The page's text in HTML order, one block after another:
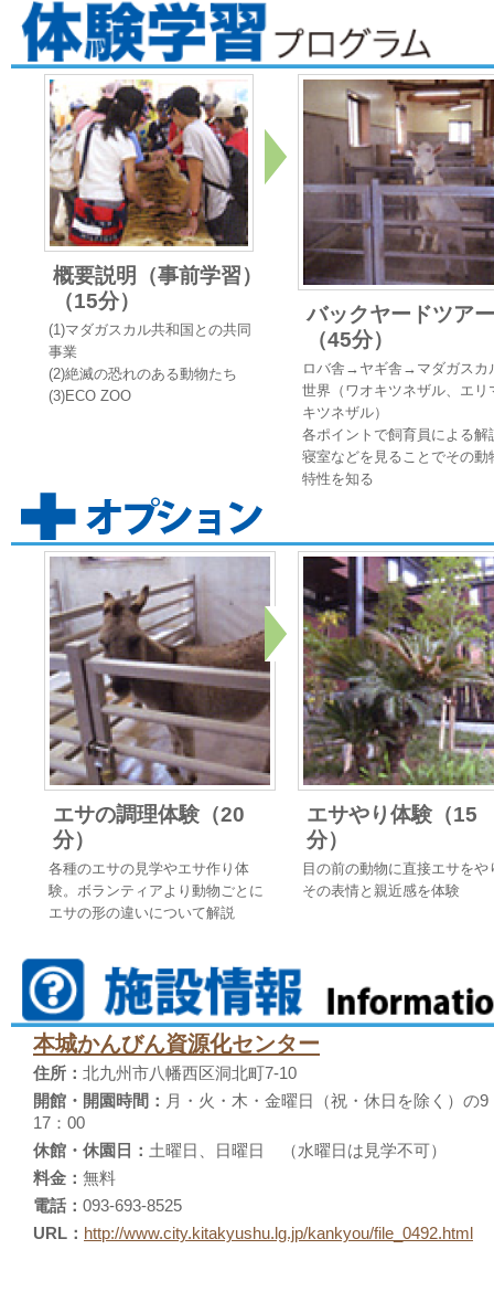
概要説明（事前学習）
（15分）
(1)マダガスカル共和国との共同
事業
(2)絶滅の恐れのある動物たち
(3)ECO ZOO
バックヤードツアー
（45分）
ロバ舎→ヤギ舎→マダガスカ
世界（ワオキツネザル、エリ
キツネザル）
各ポイントで飼育員による
寝室などを見ることでその動
特性を知る
エサの調理体験（20
分）
各種のエサの見学やエサ作り体
験。ボランティアより動物ごとに
エサの形の違いについて解説
エサやり体験（15
分）
目の前の動物に直接エサをや
その表情と親近感を体験
本城かんびん資源化センター
住所： 北九州市八幡西区洞北町7-10
開館・開園時間： 月・火・木・金曜日（祝・休日を除く）の9
17：00
休館・休園日： 土曜日、日曜日 （水曜日は見学不可）
料金： 無料
電話： 093-693-8525
URL： http://www.city.kitakyushu.lg.jp/kankyou/file_0492.html